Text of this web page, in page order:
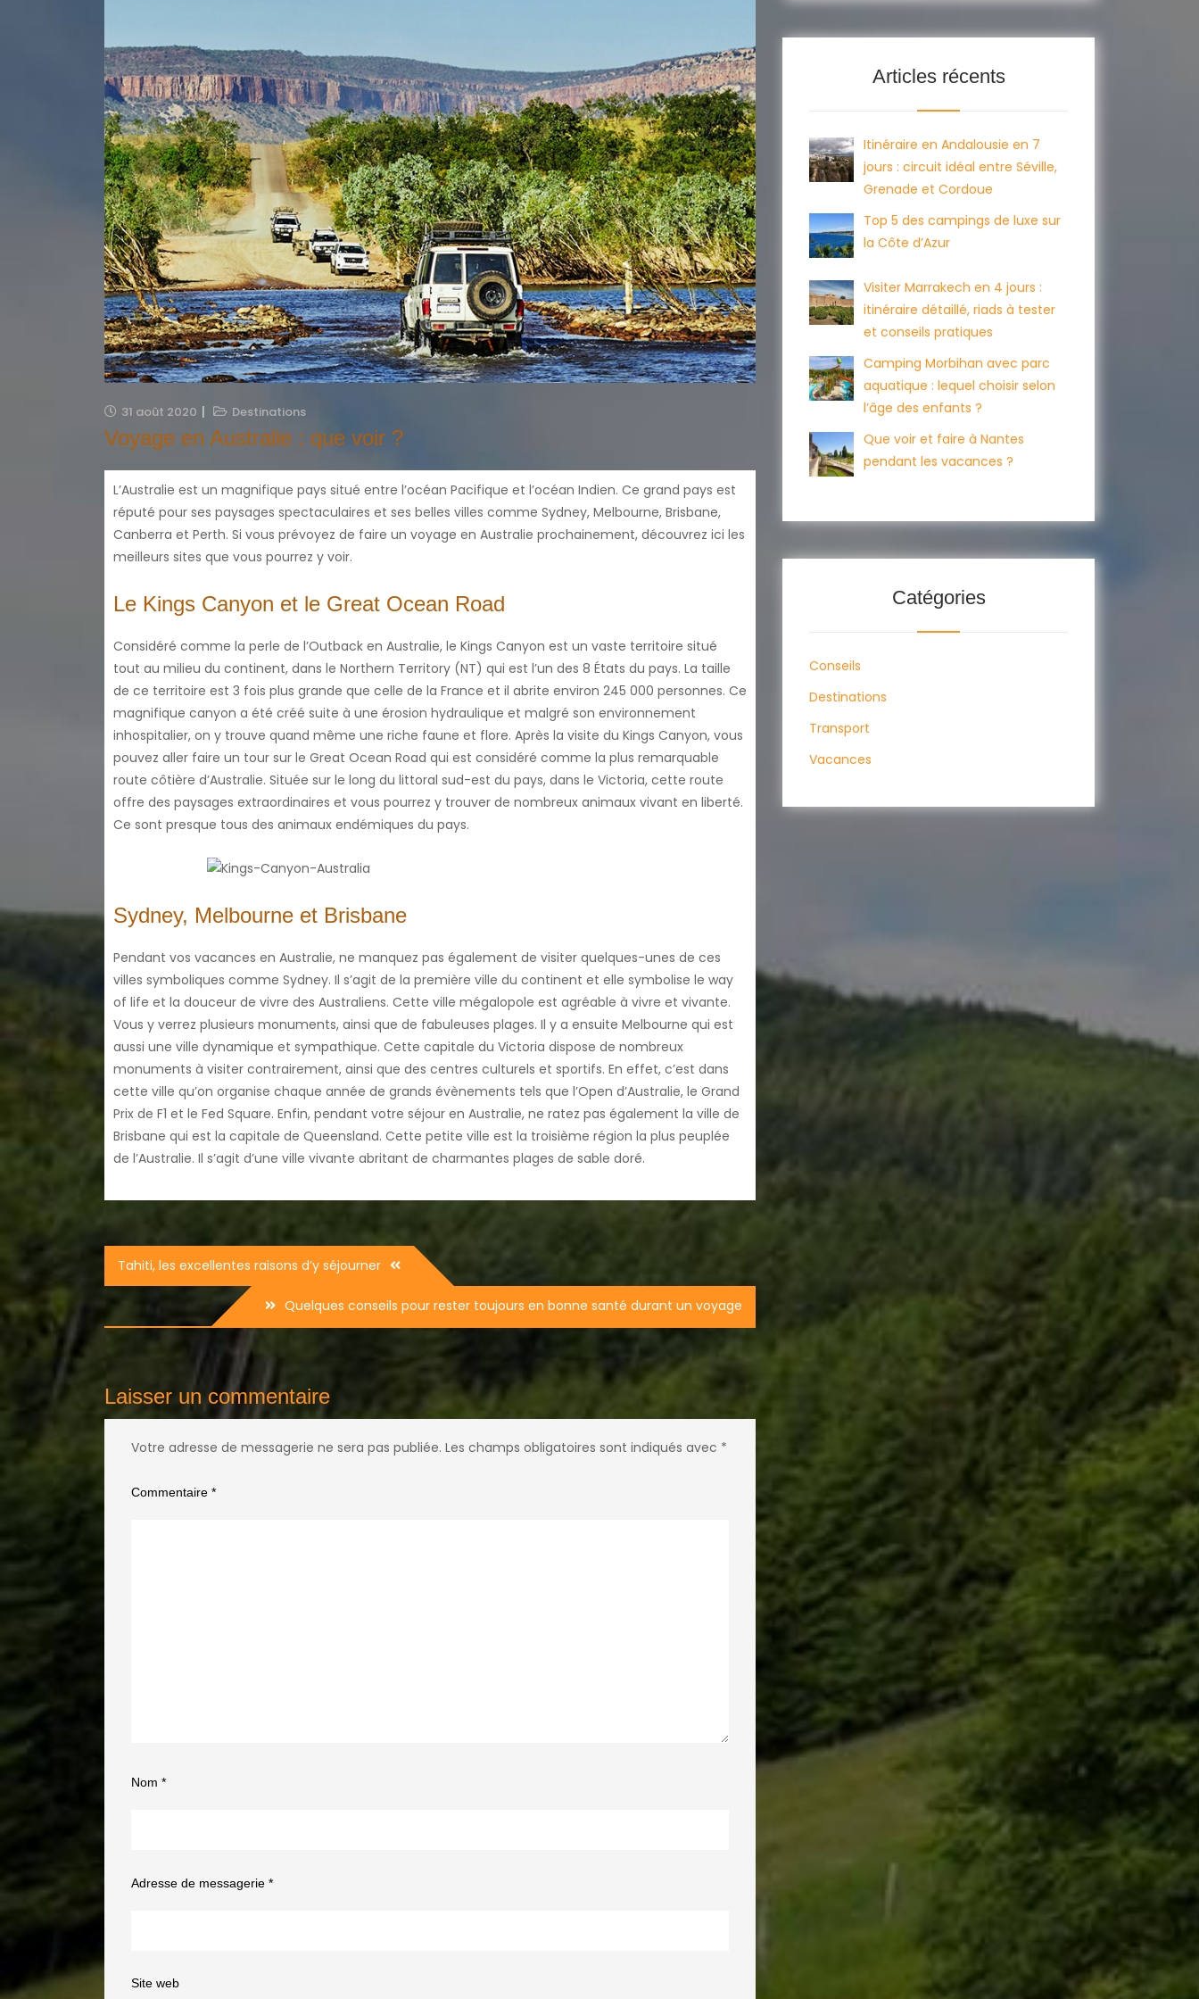
31 août 2020 Destinations
Voyage en Australie : que voir ?
L’Australie est un magnifique pays situé entre l’océan Pacifique et l’océan Indien. Ce grand pays est
réputé pour ses paysages spectaculaires et ses belles villes comme Sydney, Melbourne, Brisbane,
Canberra et Perth. Si vous prévoyez de faire un voyage en Australie prochainement, découvrez ici les
meilleurs sites que vous pourrez y voir.
Le Kings Canyon et le Great Ocean Road
Considéré comme la perle de l’Outback en Australie, le Kings Canyon est un vaste territoire situé
tout au milieu du continent, dans le Northern Territory (NT) qui est l’un des 8 États du pays. La taille
de ce territoire est 3 fois plus grande que celle de la France et il abrite environ 245 000 personnes. Ce
magnifique canyon a été créé suite à une érosion hydraulique et malgré son environnement
inhospitalier, on y trouve quand même une riche faune et flore. Après la visite du Kings Canyon, vous
pouvez aller faire un tour sur le Great Ocean Road qui est considéré comme la plus remarquable
route côtière d’Australie. Située sur le long du littoral sud-est du pays, dans le Victoria, cette route
offre des paysages extraordinaires et vous pourrez y trouver de nombreux animaux vivant en liberté.
Ce sont presque tous des animaux endémiques du pays.
Sydney, Melbourne et Brisbane
Pendant vos vacances en Australie, ne manquez pas également de visiter quelques-unes de ces
villes symboliques comme Sydney. Il s’agit de la première ville du continent et elle symbolise le way
of life et la douceur de vivre des Australiens. Cette ville mégalopole est agréable à vivre et vivante.
Vous y verrez plusieurs monuments, ainsi que de fabuleuses plages. Il y a ensuite Melbourne qui est
aussi une ville dynamique et sympathique. Cette capitale du Victoria dispose de nombreux
monuments à visiter contrairement, ainsi que des centres culturels et sportifs. En effet, c’est dans
cette ville qu’on organise chaque année de grands évènements tels que l’Open d’Australie, le Grand
Prix de F1 et le Fed Square. Enfin, pendant votre séjour en Australie, ne ratez pas également la ville de
Brisbane qui est la capitale de Queensland. Cette petite ville est la troisième région la plus peuplée
de l’Australie. Il s’agit d’une ville vivante abritant de charmantes plages de sable doré.
Navigation
de
l’article
Tahiti, les excellentes raisons d’y séjourner
Quelques conseils pour rester toujours en bonne santé durant un voyage
Laisser un commentaire
Votre adresse de messagerie ne sera pas publiée. Les champs obligatoires sont indiqués avec *
Commentaire *
Nom *
Adresse de messagerie *
Site web
Articles récents
Itinéraire en Andalousie en 7
jours : circuit idéal entre Séville,
Grenade et Cordoue
Top 5 des campings de luxe sur
la Côte d’Azur
Visiter Marrakech en 4 jours :
itinéraire détaillé, riads à tester
et conseils pratiques
Camping Morbihan avec parc
aquatique : lequel choisir selon
l’âge des enfants ?
Que voir et faire à Nantes
pendant les vacances ?
Catégories
Conseils
Destinations
Transport
Vacances